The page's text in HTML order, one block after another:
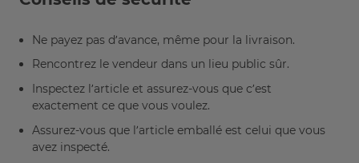
Ne payez pas d’avance, même pour la livraison.
Rencontrez le vendeur dans un lieu public sûr.
Inspectez l’article et assurez-vous que c’est
exactement ce que vous voulez.
Assurez-vous que l’article emballé est celui que vous
avez inspecté.